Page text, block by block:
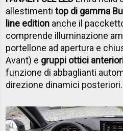
allestimentitop di gamma
line edition anche il
comprende illuminazione
portellone ad apertura e
Avant) e gruppi ottici
funzione di abbaglianti
direzione dinamici posteriori.